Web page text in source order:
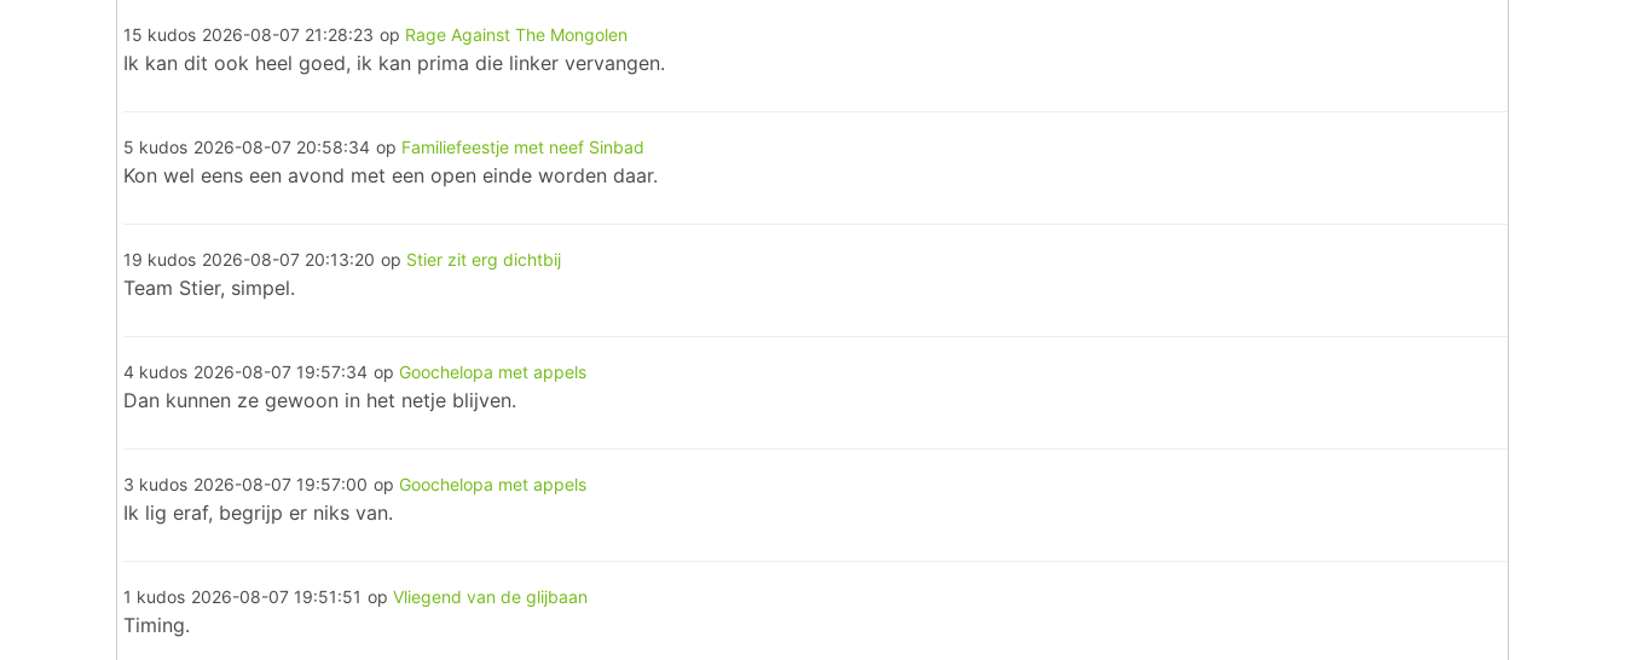
15 kudos 2026-08-07 21:28:23 op Rage Against The Mongolen
Ik kan dit ook heel goed, ik kan prima die linker vervangen.
5 kudos 2026-08-07 20:58:34 op Familiefeestje met neef Sinbad
Kon wel eens een avond met een open einde worden daar.
19 kudos 2026-08-07 20:13:20 op Stier zit erg dichtbij
Team Stier, simpel.
4 kudos 2026-08-07 19:57:34 op Goochelopa met appels
Dan kunnen ze gewoon in het netje blijven.
3 kudos 2026-08-07 19:57:00 op Goochelopa met appels
Ik lig eraf, begrijp er niks van.
1 kudos 2026-08-07 19:51:51 op Vliegend van de glijbaan
Timing.